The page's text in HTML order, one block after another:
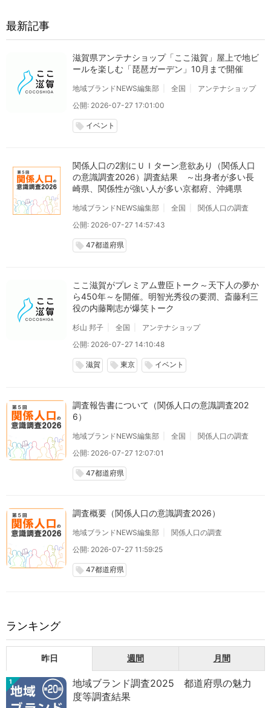
最新記事
滋賀県アンテナショップ「ここ滋賀」屋上で地ビ
ールを楽しむ「琵琶ガーデン」10月まで開催
地域ブランドNEWS編集部 全国
アンテナショップ
公開: 2026-07-27 17:01:00
local_offer イベント
関係人口の2割にＵＩターン意欲あり（関係人口
の意識調査2026）調査結果 ～出身者が多い長
崎県、関係性が強い人が多い京都府、沖縄県
地域ブランドNEWS編集部 全国
関係人口の調査
公開: 2026-07-27 14:57:43
local_offer 47都道府県
ここ滋賀がプレミアム豊臣トーク～天下人の夢か
ら450年～を開催。明智光秀役の要潤、斎藤利三
役の内藤剛志が爆笑トーク
杉山 邦子 全国
アンテナショップ
公開: 2026-07-27 14:10:48
local_offer 滋賀 local_offer 東京 local_offer イベント
調査報告書について（関係人口の意識調査202
6）
地域ブランドNEWS編集部 全国
関係人口の調査
公開: 2026-07-27 12:07:01
local_offer 47都道府県
調査概要（関係人口の意識調査2026）
地域ブランドNEWS編集部
関係人口の調査
公開: 2026-07-27 11:59:25
local_offer 47都道府県
ランキング
昨日 週間 月間
1
地域ブランド調査2025 都道府県の魅力
度等調査結果